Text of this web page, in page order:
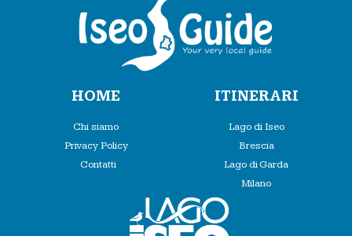
HOME
Chi siamo
Privacy Policy
Contatti
ITINERARI
Lago di Iseo
Brescia
Lago di Garda
Milano